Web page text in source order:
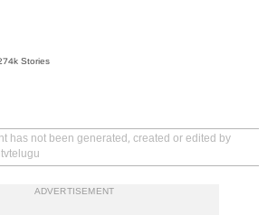
Stories
has not been generated, created or edited by
ADVERTISEMENT